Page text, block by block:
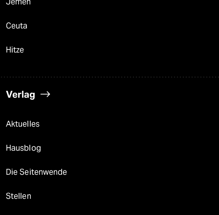
Ceuta
Hitze
Verlag
Aktuelles
Hausblog
Die Seitenwende
Stellen